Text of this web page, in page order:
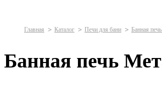
Главная Каталог Печи для бани Банная
Банная печь